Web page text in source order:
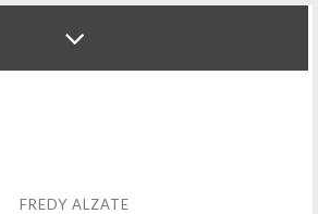
FREDY ALZATE